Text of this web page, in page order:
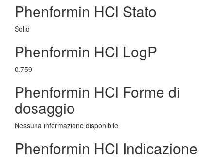
Phenformin HCl Stato
Solid
Phenformin HCl LogP
0.759
Phenformin HCl Forme di
dosaggio
Nessuna informazione disponibile
Phenformin HCl Indicazione